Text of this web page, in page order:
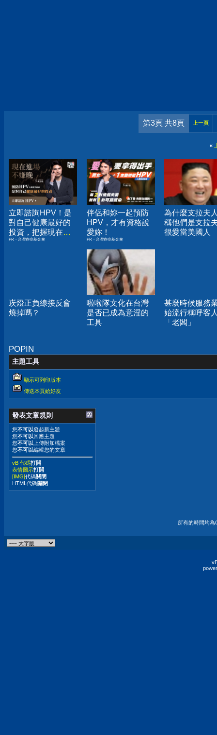
第3頁 共8頁 上一頁
«
立即諮詢HPV！是
對自己健康最好的
投資，把握現在不
嫌晚！
PR・台灣癌症基金會
伴侶和妳一起預防
HPV，才有資格說
愛妳！
PR・台灣癌症基金會
為什麼支拉夫
稱他們是支拉
很愛當美國人
崁燈正負線接反會
燒掉嗎？
啦啦隊文化在台灣
是否已成為意淫的
工具
甚麼時候服務
始流行稱呼客
「老闆」
POPIN
主題工具
顯示可列印版本
傳送本頁給好友
發表文章規則
您不可以發起新主題
您不可以 回應主題
您不可以 上傳附加檔案
您不可以編輯您的文章
vB 代碼打開
表情圖示打開
[IMG]代碼關閉
HTML代碼關閉
所有的時間均為